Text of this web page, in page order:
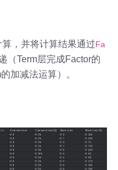
，并将计算结果通过Fa
（Term层完成Factor的
加减法运算）。